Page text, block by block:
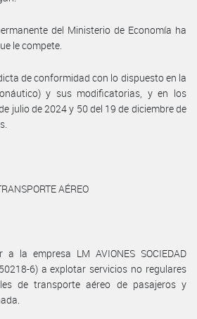
del Ministerio de Economía ha
le compete.
de conformidad con lo dispuesto en la
y sus modificatorias, y en los
julio de 2024 y 50 del 19 de diciembre de
AÉREO
a la empresa LM AVIONES SOCIEDAD
6) a explotar servicios no regulares
de transporte aéreo de pasajeros y